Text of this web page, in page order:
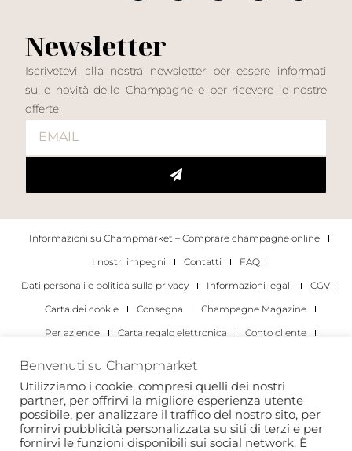
Newsletter
Iscrivetevi alla nostra newsletter per essere informati
sulle novità dello Champagne e per ricevere le nostre
offerte.
Informazioni su Champmarket – Comprare champagne online
I nostri impegni
Contatti
FAQ
Dati personali e politica sulla privacy
Informazioni legali
CGV
Carta dei cookie
Consegna
Champagne Magazine
Per aziende
Carta regalo elettronica
Conto cliente
Per gli individui
Per le aziende
Copyright 2022 © tutti i diritti riservati. Champmarket.
Benvenuti su Champmarket
Utilizziamo i cookie, compresi quelli dei nostri
partner, per offrirvi la migliore esperienza utente
possibile, per analizzare il traffico del nostro sito, per
fornirvi pubblicità personalizzata su siti di terzi e per
fornirvi le funzioni disponibili sui social network. È